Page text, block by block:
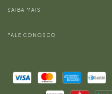
SAIBA MAIS
FALE CONOSCO